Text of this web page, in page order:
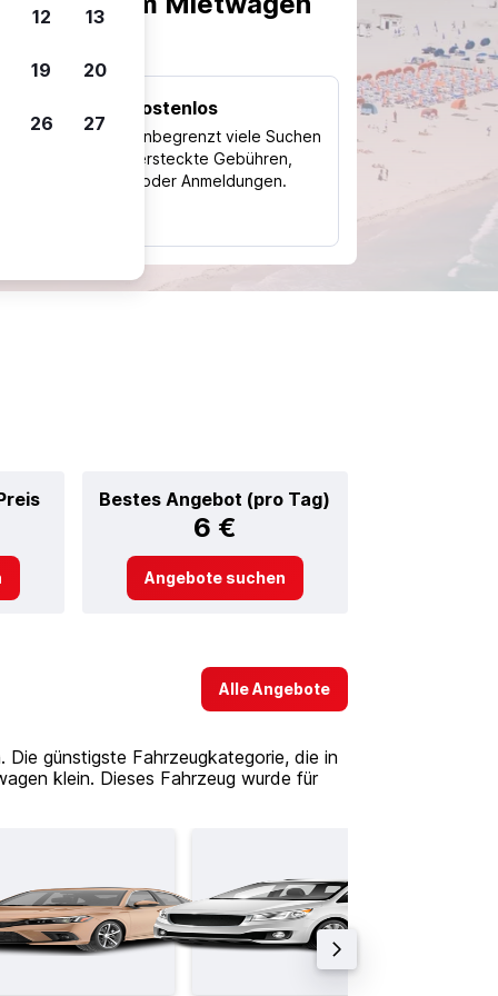
Kostenlos
Nutze unbegrenzt viele Suchen
ohne versteckte Gebühren,
Kosten oder Anmeldungen.
Bestes Angebot (pro Tag)
6 €
Angebote suchen
Alle Angebote
günstigste Fahrzeugkategorie, die in
klein. Dieses Fahrzeug wurde für
12 13
19 20
26 27